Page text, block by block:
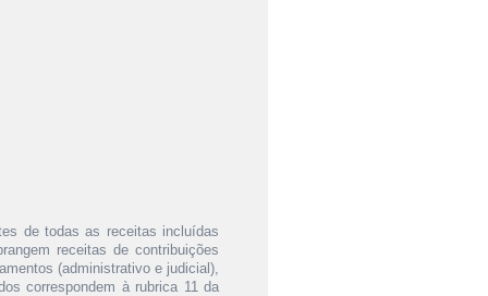
de todas as receitas incluídas
receitas de contribuições
(administrativo e judicial),
correspondem à rubrica 11 da